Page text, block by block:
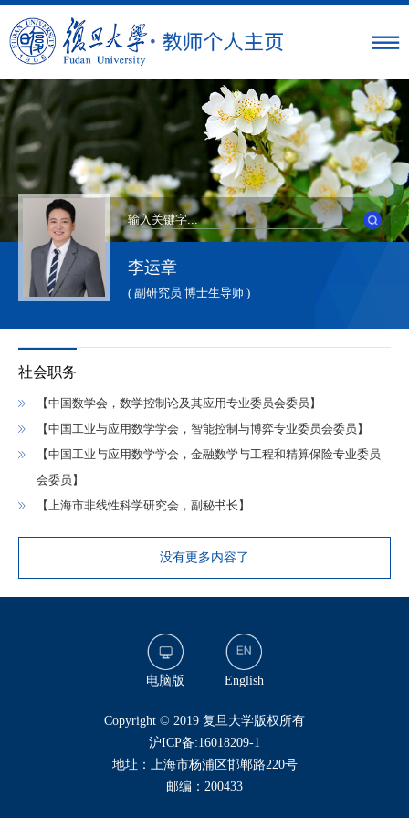
李运章
( 副研究员 博士生导师 )
社会职务
【中国数学会，数学控制论及其应用专业委员会委员】
【中国工业与应用数学学会，智能控制与博弈专业委员会委员】
【中国工业与应用数学学会，金融数学与工程和精算保险专业委员
会委员】
【上海市非线性科学研究会，副秘书长】
没有更多内容了
电脑版 English
​Copyright © 2019 复旦大学版权所有
沪ICP备:16018209-1
地址：上海市杨浦区邯郸路220号
邮编：200433